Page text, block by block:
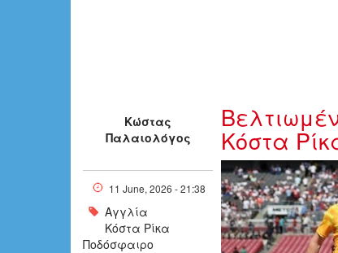
Κώστας
Παλαιολόγος
11 June, 2026 - 21:38
Αγγλία
Κόστα Ρίκα
Ποδόσφαιρο
Κόστα
w11-